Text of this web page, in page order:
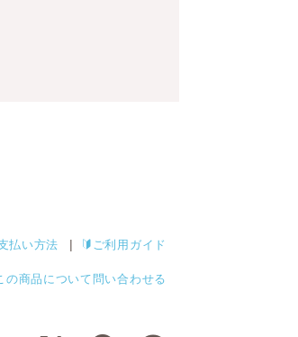
払い方法 ご利用ガイド
の商品について問い合わせる